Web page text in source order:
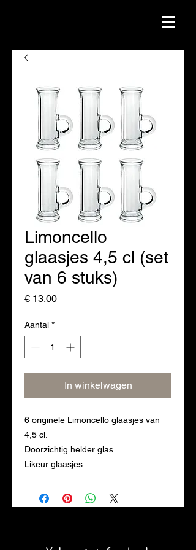
Limoncello
glaasjes 4,5 cl (set
van 6 stuks)
€ 13,00Prijs
Aantal *
In winkelwagen
6 originele Limoncello glaasjes van
4,5 cl.
Doorzichtig helder glas
Likeur glaasjes